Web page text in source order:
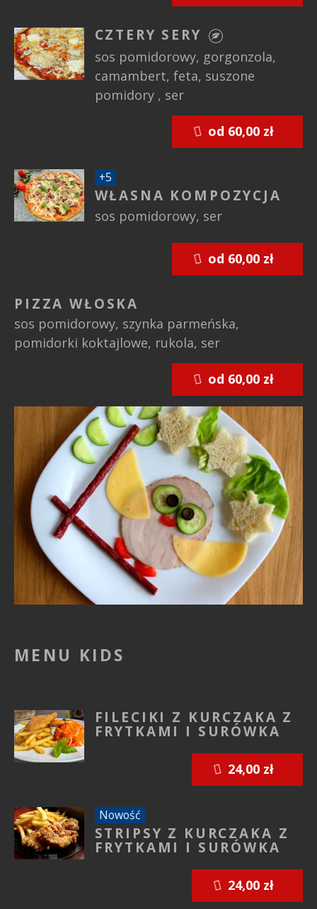
CZTERY SERY
sos pomidorowy, gorgonzola,
camambert, feta, suszone
pomidory , ser
+5
WŁASNA KOMPOZYCJA
sos pomidorowy, ser
PIZZA WŁOSKA
sos pomidorowy, szynka parmeńska,
pomidorki koktajlowe, rukola, ser
MENU KIDS
FILECIKI Z KURCZAKA Z
FRYTKAMI I SURÓWKA
Nowość
STRIPSY Z KURCZAKA Z
FRYTKAMI I SURÓWKA